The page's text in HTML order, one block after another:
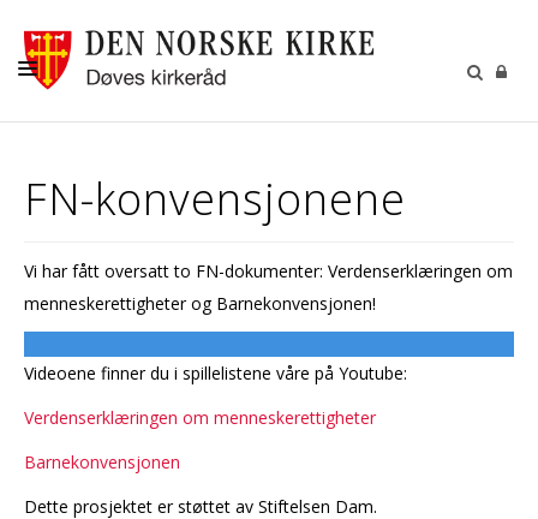
MENIGHETENE
KONTAKT
KIRKELIGE HANDLINGER
FN-konvensjonene
Vi har fått oversatt to FN-dokumenter: Verdenserklæringen om
menneskerettigheter og Barnekonvensjonen!
Videoene finner du i spillelistene våre på Youtube:
Verdenserklæringen om menneskerettigheter
Barnekonvensjonen
Dette prosjektet er støttet av Stiftelsen Dam.